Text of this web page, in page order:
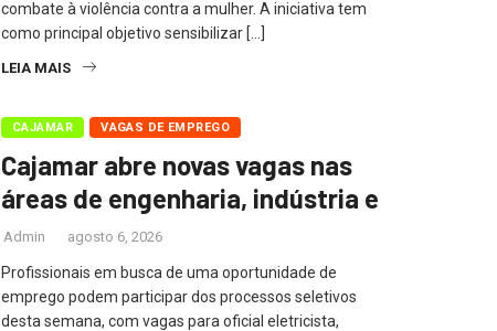
combate à violência contra a mulher. A iniciativa tem
como principal objetivo sensibilizar […]
LEIA MAIS
CAJAMAR VAGAS DE EMPREGO
Cajamar abre novas vagas nas
áreas de engenharia, indústria e
Admin agosto 6, 2026
Profissionais em busca de uma oportunidade de
emprego podem participar dos processos seletivos
desta semana, com vagas para oficial eletricista,